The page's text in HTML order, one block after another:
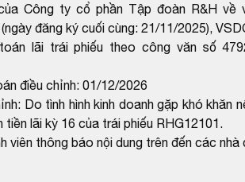
Công ty cổ phần Tập đoàn R&H
đăng ký cuối cùng: 21/11/2025),
lãi trái phiếu theo công văn số
điều chỉnh: 01/12/2026
Do tình hình kinh doanh gặp khó khăn
lãi kỳ 16 của trái phiếu RHG12101.
viên thông báo nội dung trên đến các